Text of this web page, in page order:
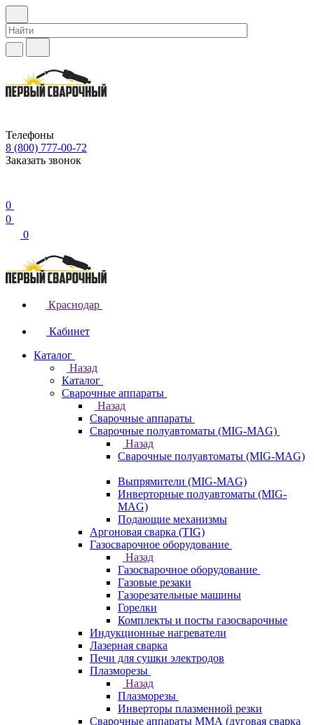
Телефоны
8 (800) 777-00-72
Заказать звонок
0
0
0
Краснодар
Кабинет
Каталог
Назад
Каталог
Сварочные аппараты
Назад
Сварочные аппараты
Сварочные полуавтоматы (MIG-MAG)
Назад
Сварочные полуавтоматы (MIG-MAG)
Выпрямители (MIG-MAG)
Инверторные полуавтоматы (MIG-
MAG)
Подающие механизмы
Аргоновая сварка (TIG)
Газосварочное оборудование
Назад
Газосварочное оборудование
Газовые резаки
Газорезательные машины
Горелки
Комплекты и посты газосварочные
Индукционные нагреватели
Лазерная сварка
Печи для сушки электродов
Плазморезы
Назад
Плазморезы
Инверторы плазменной резки
Сварочные аппараты ММА (дуговая сварка